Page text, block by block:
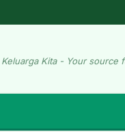
Keluarga Kita - Your source